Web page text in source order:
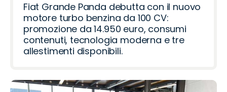
Fiat Grande Panda debutta con il nuovo
motore turbo benzina da 100 CV:
promozione da 14.950 euro, consumi
contenuti, tecnologia moderna e tre
allestimenti disponibili.